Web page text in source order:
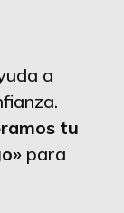
a
tu
para